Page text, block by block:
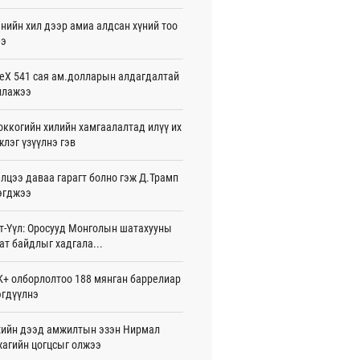
16 цаг 01 мин
Бангладешт эргэн ирэхээ
15 цаг 58 мин
15 цаг 54 мин
улсын хамтын ажиллагааны талаар
солилцов
сард Сүхбаатар боомтоор
тонн Аи-92 автобензин импортолжээ
Н.Амарзаяа: 32 хуудастай
дэвтэр долоо хоногт л дүүрдэг
15 цаг 31 мин
хил дээр амиа алдсан хүний тоо
541 сая ам.долларын алдагдалтай
хилийн хамгаалалтад илүү их
үзүүлнэ гэв
даваа гарагт болно гэж Д.Трамп
Үүл: Оросууд Монголын шатахууны
байдлыг хадгала...
олборлолтоо 188 мянган баррелиар
дээд амжилтын эзэн Нирмал
цогцсыг олжээ